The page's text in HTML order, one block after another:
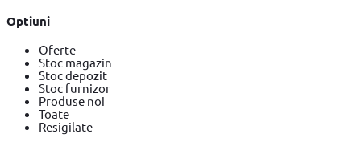
Optiuni
Oferte
Stoc magazin
Stoc depozit
Stoc furnizor
Produse noi
Toate
Resigilate